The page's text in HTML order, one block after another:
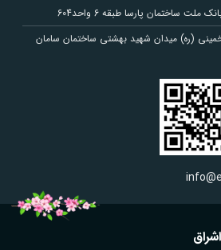
ساختمان پارسا طبقه 6 واحد604
خمینی (ره) میدان شهید بهشتی ساختمان سامان